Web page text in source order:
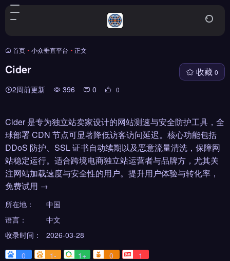
首页 • 小众垂直平台 • 正文
Cider
2周前更新 396 0 0
收藏 0
Cider 是专为独立站卖家设计的网站测速与安全防护工具，全
球部署 CDN 节点可显著降低访客访问延迟。核心功能包括
DDoS 防护、SSL 证书自动续期以及恶意流量清洗，保障网
站稳定运行。适合跨境电商独立站运营者与品牌方，尤其关
注网站加载速度与安全性的用户。提升用户体验与转化率，
免费试用 →
所在地：
中国
语言：
中文
收录时间：
2026-03-28
0
1- 1+ 0 1